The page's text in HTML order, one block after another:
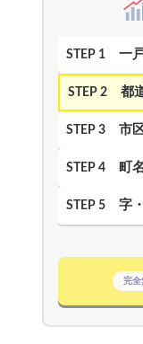
STEP 1 一
STEP 2 都
STEP 3 市
STEP 4 町
STEP 5 字
完全